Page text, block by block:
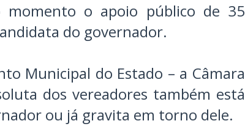
momento o apoio público de 35
do governador.
Municipal do Estado – a Câmara
dos vereadores também está
ou já gravita em torno dele.